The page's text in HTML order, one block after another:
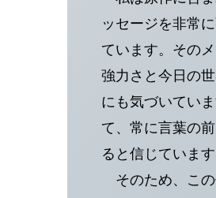
ッセージを非常
ています。その
強力さと今日の
にも気づいてい
て、常に言葉の
ると信じています
そのため、こ